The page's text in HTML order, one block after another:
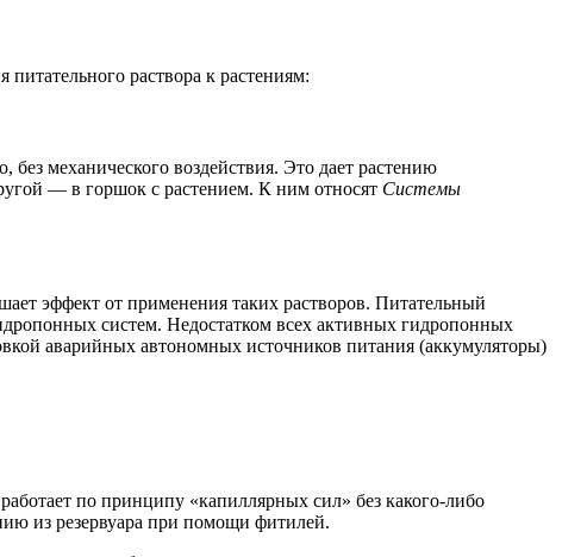
раствора к растениям:
без механического воздействия. Это дает растению
— в горшок с растением. К ним относят Системы
эффект от применения таких растворов. Питательный
систем. Недостатком всех активных гидропонных
аварийных автономных источников питания (аккумуляторы)
по принципу «капиллярных сил» без какого-либо
из резервуара при помощи фитилей.